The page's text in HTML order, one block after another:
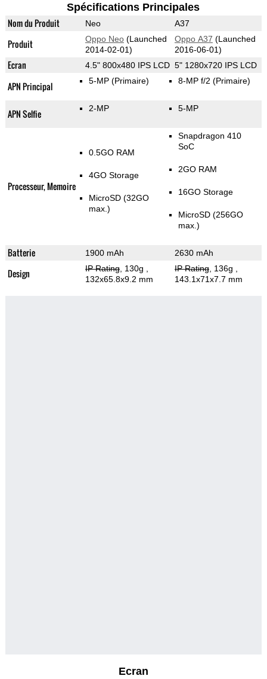
Spécifications Principales
Nom du Produit Neo A37
Produit Oppo Neo(Launched
2014-02-01)
Oppo A37 (Launched
2016-06-01)
Ecran 4.5" 800x480 IPS LCD 5" 1280x720 IPS LCD
APN Principal 5-MP (Primaire) 8-MP f/2 (Primaire)
APN Selfie 2-MP 5-MP
Processeur, Memoire
0.5GO RAM
4GO Storage
MicroSD (32GO
max.)
Snapdragon 410
SoC
2GO RAM
16GO Storage
MicroSD (256GO
max.)
Batterie 1900 mAh 2630 mAh
Design IP Rating, 130g
132x65.8x9.2 mm
IP Rating, 136g
143.1x71x7.7 mm
Ecran